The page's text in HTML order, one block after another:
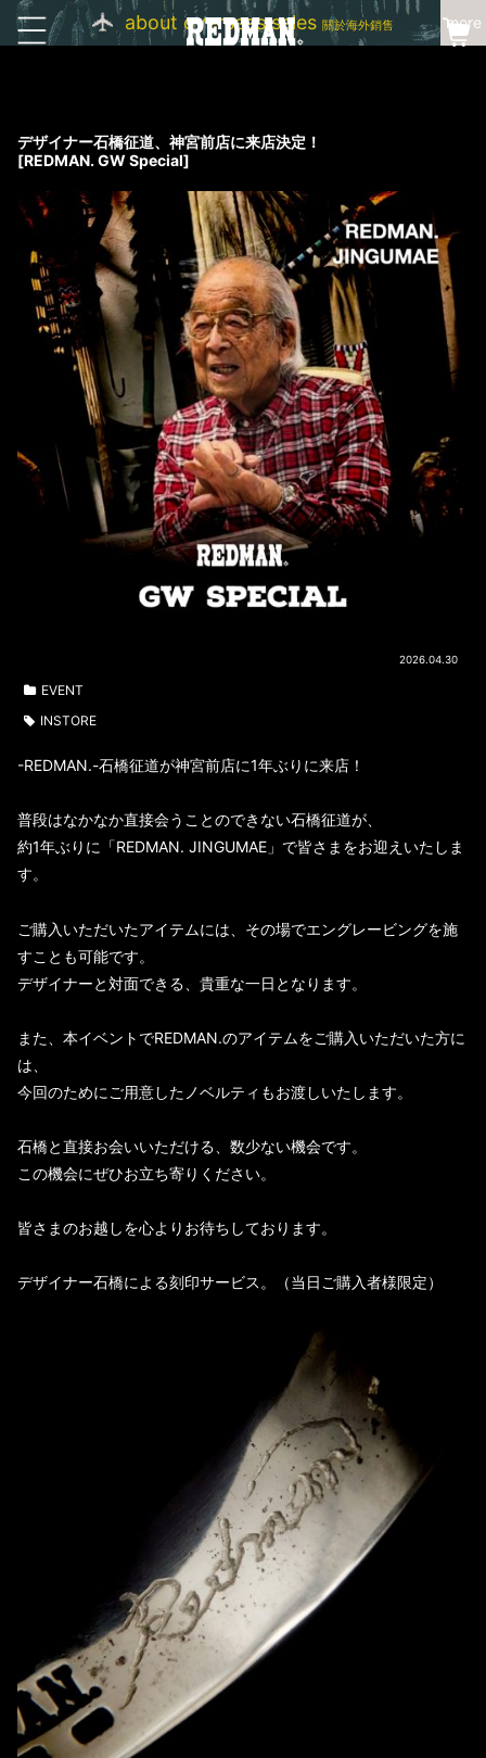
about overseas sales 關於海外銷售 more
デザイナー石橋征道、神宮前店に来店決定！
[REDMAN. GW Special]
2026.04.30
EVENT
INSTORE
-REDMAN.-石橋征道が神宮前店に1年ぶりに来店！
普段はなかなか直接会うことのできない石橋征道が、
約1年ぶりに「REDMAN. JINGUMAE」で皆さまをお迎えいたしま
す。
ご購入いただいたアイテムには、その場でエングレービングを施
すことも可能です。
デザイナーと対面できる、貴重な一日となります。
また、本イベントでREDMAN.のアイテムをご購入いただいた方に
は、
今回のためにご用意したノベルティもお渡しいたします。
石橋と直接お会いいただける、数少ない機会です。
この機会にぜひお立ち寄りください。
皆さまのお越しを心よりお待ちしております。
デザイナー石橋による刻印サービス。（当日ご購入者様限定）